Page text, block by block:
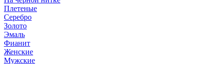
Плетеные
Серебро
Золото
Эмаль
Фианит
Женские
Мужские